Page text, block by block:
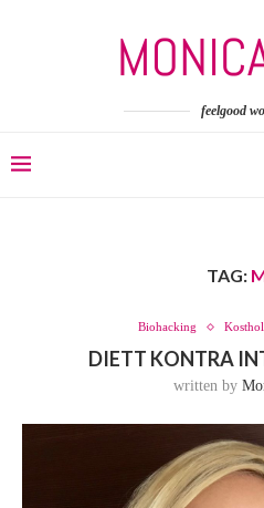
feelgood
TAG:
Biohacking
DIETT KONTRA
written by